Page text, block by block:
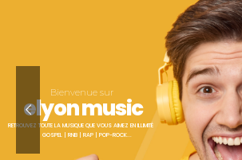
Bienvenue sur
elyon music
RETROUVEZ TOUTE LA MUSIQUE QUE VOUS AIMEZ EN ILLIMITÉ
GOSPEL | RNB | RAP | POP-ROCK...